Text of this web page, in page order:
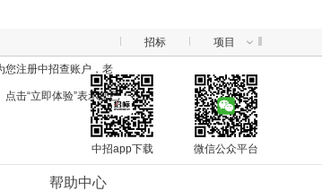
您注册中招查账户，老
点击“立即体验”表示您已
招标
项目
微信公众平台
中招app下载
帮助中心